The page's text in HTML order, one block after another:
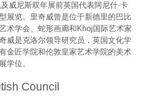
威尼斯双年展前英国代表阿尼什·卡
展览。里奇威曾是位于新德里的巴比
术学会、蛇形画廊和Khoj国际艺术家
威是克洛尔领导研究员，英国文化学
金匠学院和伦敦皇家艺术学院的美术
学位。
Council